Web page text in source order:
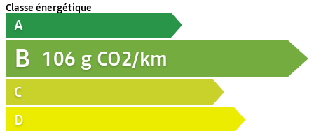
Classe énergétique
A
B 106 g CO2/km
C
D